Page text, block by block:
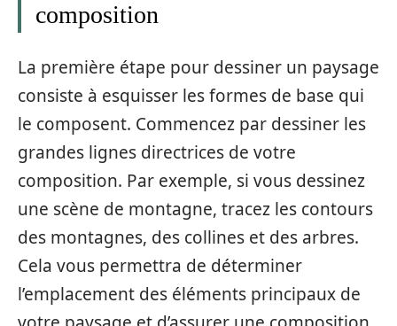
composition
La première étape pour dessiner un paysage
consiste à esquisser les formes de base qui
le composent. Commencez par dessiner les
grandes lignes directrices de votre
composition. Par exemple, si vous dessinez
une scène de montagne, tracez les contours
des montagnes, des collines et des arbres.
Cela vous permettra de déterminer
l’emplacement des éléments principaux de